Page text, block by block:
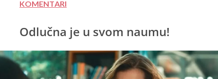
KOMENTARI
Odlučna je u svom naumu!